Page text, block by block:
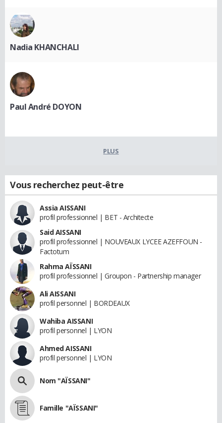
Nadia KHANCHALI
Paul André DOYON
PLUS
Vous recherchez peut-être
Assia AISSANI
profil professionnel | BET - Architecte
Said AISSANI
profil professionnel | NOUVEAUX LYCEE AZEFFOUN -
Factotum
Rahma AÏSSANI
profil professionnel | Groupon - Partnership manager
Ali AISSANI
profil personnel | BORDEAUX
Wahiba AISSANI
profil personnel | LYON
Ahmed AISSANI
profil personnel | LYON
Nom "AÏSSANI"
Famille "AÏSSANI"